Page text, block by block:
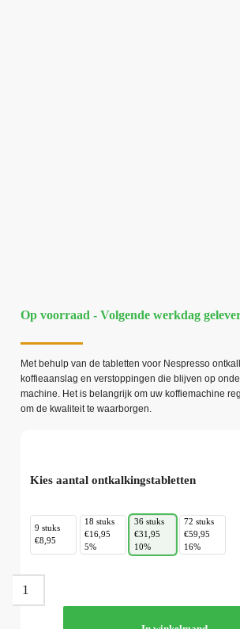
Op voorraad - Volgende werkdag
Met behulp van de tabletten voor Nespresso
koffieaanslag en verstoppingen die blijven op
machine. Het is belangrijk om uw koffiemachine
om de kwaliteit te waarborgen.
Kies aantal ontkalkingstabletten
9 stuks
€8,95
18 stuks
€16,95
5%
36 stuks
€31,95
10%
72 stuks
€59,95
16%